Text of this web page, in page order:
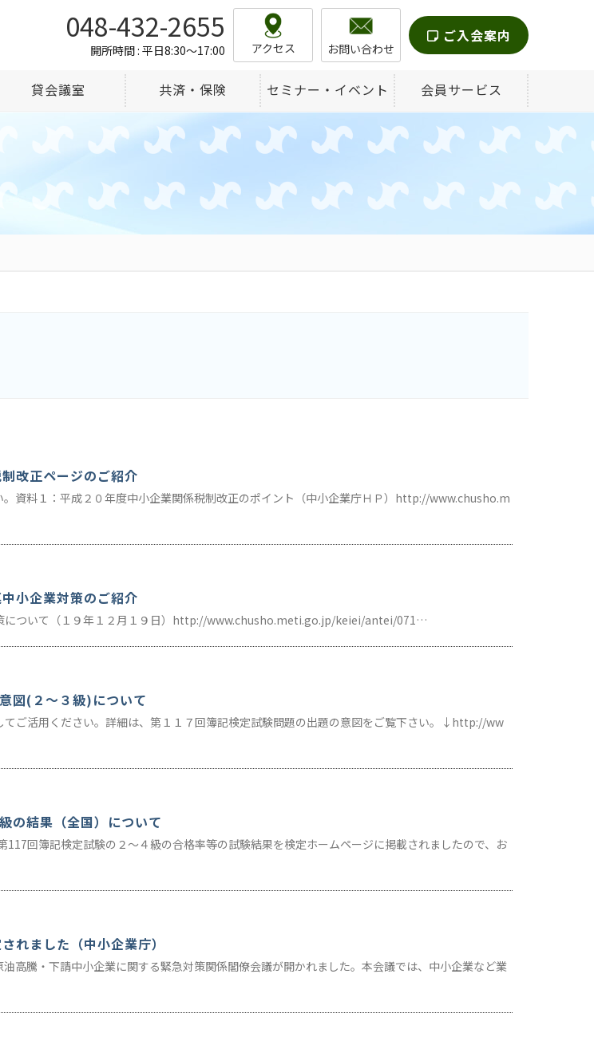
048-432-2655
開所時間 : 平日8:30～17:00 アクセス お問い合わせ
ご入会案内
貸会議室 共済・保険 セミナー・イベント 会員サービス
改正ページのご紹介
。資料１：平成２０年度中小企業関係税制改正のポイント（中小企業庁ＨＰ）http://www.chusho.m
小企業対策のご紹介
について（１９年１２月１９日）http://www.chusho.meti.go.jp/keiei/antei/071…
図(２～３級)について
てご活用ください。詳細は、第１１７回簿記検定試験問題の出題の意図をご覧下さい。↓http://ww
の結果（全国）について
117回簿記検定試験の２～４級の合格率等の試験結果を検定ホームページに掲載されましたので、お
れました（中小企業庁）
高騰・下請中小企業に関する緊急対策関係閣僚会議が開かれました。本会議では、中小企業など業